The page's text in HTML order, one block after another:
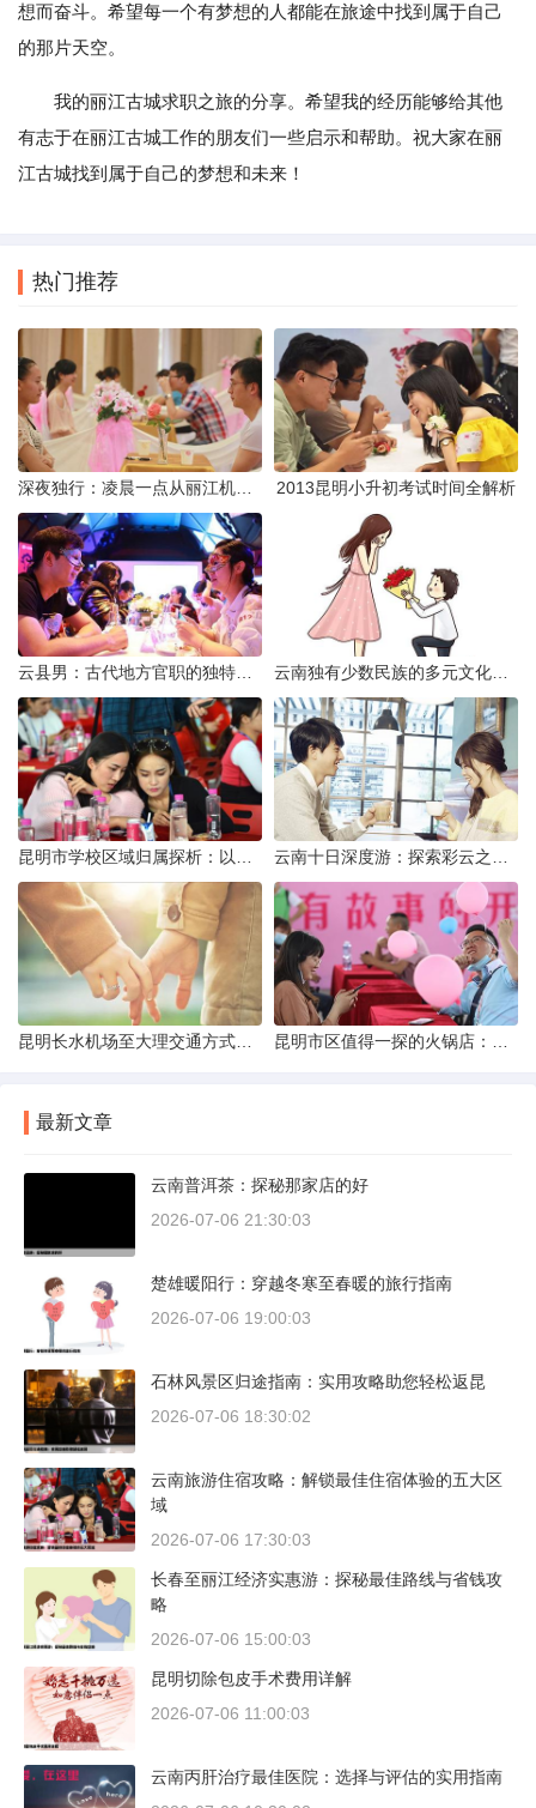
想而奋斗。希望每一个有梦想的人都能在旅途中找到属于自己
的那片天空。
我的丽江古城求职之旅的分享。希望我的经历能够给其他
有志于在丽江古城工作的朋友们一些启示和帮助。祝大家在丽
江古城找到属于自己的梦想和未来！
热门推荐
2013昆明小升初考试时间全解析
最新文章
云南普洱茶：探秘那家店的好
2026-07-06 21:30:03
楚雄暖阳行：穿越冬寒至春暖的旅行指南
2026-07-06 19:00:03
石林风景区归途指南：实用攻略助您轻松返昆
2026-07-06 18:30:02
云南旅游住宿攻略：解锁最佳住宿体验的五大区
域
2026-07-06 17:30:03
长春至丽江经济实惠游：探秘最佳路线与省钱攻
略
2026-07-06 15:00:03
昆明切除包皮手术费用详解
2026-07-06 11:00:03
云南丙肝治疗最佳医院：选择与评估的实用指南